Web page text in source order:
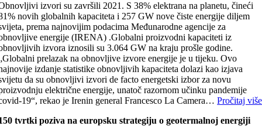
izvori su završili 2021. S 38% elektrana na planetu, čineći
novih globalnih kapaciteta i 257 GW nove čiste energije diljem
prema najnovijim podacima Međunarodne agencije za
energije (IRENA) .Globalni proizvodni kapaciteti iz
izvora iznosili su 3.064 GW na kraju prošle godine.
prelazak na obnovljive izvore energije je u tijeku. Ovo
izdanje statistike obnovljivih kapaciteta dolazi kao izjava
da su obnovljivi izvori de facto energetski izbor za novu
električne energije, unatoč razornom učinku pandemije
19“, rekao je Irenin general Francesco La Camera…Pročitaj više
tvrtki poziva na europsku strategiju o geotermalnoj energiji